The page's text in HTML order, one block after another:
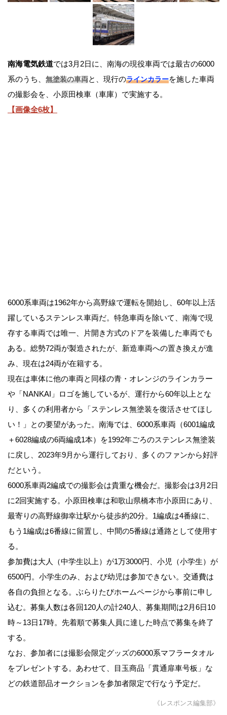
南海電気鉄道では3月2日に、南海の現役車両では最古の6000
系のうち、 無塗装の車両と、現行のラインカラーを施した車両
の撮影会を、小原田検車（車庫）で実施する。
【画像全6枚】
6000系車両は1962年から高野線で運転を開始し、60年以上活
躍しているステンレス車両だ。特急車両を除いて、南海で現
存する車両では唯一、片開き方式のドアを装備した車両でも
ある。総勢72両が製造されたが、新造車両への置き換えが進
み、現在は24両が在籍する。
現在は車体に他の車両と同様の青・オレンジのラインカラー
や「NANKAI」ロゴを施しているが、運行から60年以上とな
り、多くの利用者から「ステンレス無塗装を復活させてほし
い！」との要望があった。南海では、6000系車両（6001編成
＋6028編成の6両編成1本）を1992年ごろのステンレス無塗装
に戻し、2023年9月から運行しており、多くのファンから好評
だという。
6000系車両2編成での撮影会は貴重な機会だ。撮影会は3月2日
に2回実施する。小原田検車は和歌山県橋本市小原田にあり、
最寄りの高野線御幸辻駅から徒歩約20分。1編成は4番線に、
もう1編成は6番線に留置し、中間の5番線は通路として使用す
る。
参加費は大人（中学生以上）が1万3000円、小児（小学生）が
6500円。小学生のみ、および幼児は参加できない。交通費は
各自の負担となる。ぶらりたびホームページから事前に申し
込む。募集人数は各回120人の計240人、募集期間は2月6日10
時～13日17時。先着順で募集人員に達した時点で募集を終了
する。
なお、参加者には撮影会限定グッズの6000系マフラータオル
をプレゼントする。あわせて、目玉商品「貫通扉車号板」な
どの鉄道部品オークションを参加者限定で行なう予定だ。
《レスポンス編集部》